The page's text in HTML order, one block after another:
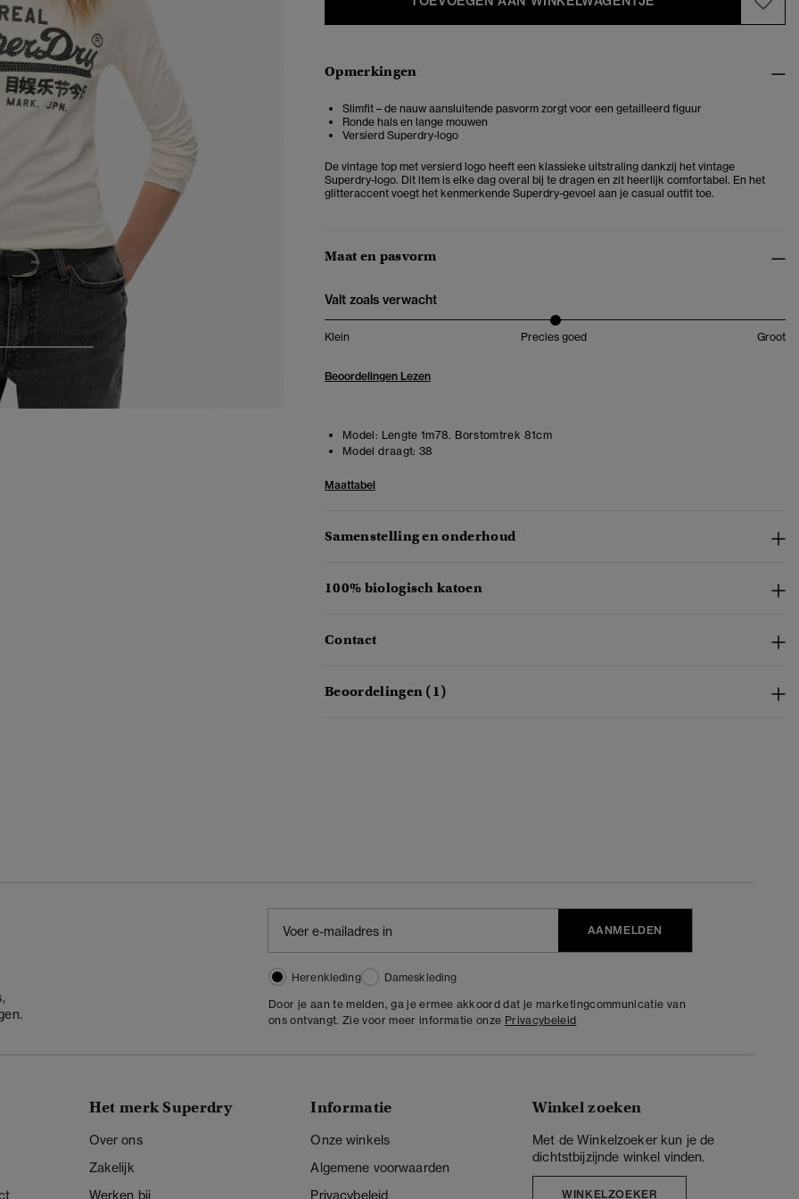
3
Opmerkingen
Slimfit – de nauw aansluitende pasvorm zorgt voor een getailleerd figuur
Ronde hals en lange mouwen
Versierd Superdry-logo
De vintage top met versierd logo heeft een klassieke uitstraling dankzij het vintage
Superdry-logo. Dit item is elke dag overal bij te dragen en zit heerlijk comfortabel. En het
glitteraccent voegt het kenmerkende Superdry-gevoel aan je casual outfit toe.
Maat en pasvorm
Valt zoals verwacht
Klein Precies goed Groot
Beoordelingen Lezen
Model: Lengte 1m78. Borstomtrek 81cm
Model draagt: 38
Maattabel
Samenstelling en onderhoud
100% biologisch katoen
Contact
Beoordelingen (1)
AANMELDEN
Herenkleding
Dameskleding
Door je aan te melden, ga je ermee akkoord dat je marketingcommunicatie van
ons ontvangt. Zie voor meer informatie onze Privacybeleid
Het merk Superdry
Over ons
Zakelijk
Werken bij
Informatie
Onze winkels
Algemene voorwaarden
Privacybeleid
Winkel zoeken
Met de Winkelzoeker kun je de
dichtstbijzijnde winkel vinden.
WINKELZOEKER